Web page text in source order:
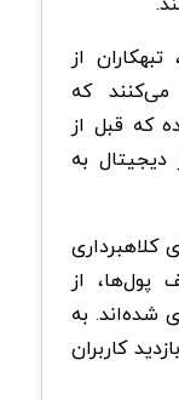
از
که
که قبل از
به
کلاهبرداری
پول‌ها، از
شده‌اند. به
کاربران